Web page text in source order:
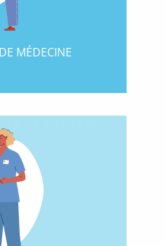
MÉDECINE
DE MÉDECINE